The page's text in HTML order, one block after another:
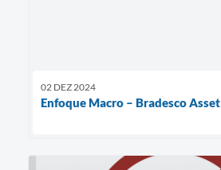
02 DEZ 2024
Enfoque Macro – Bradesco Asset